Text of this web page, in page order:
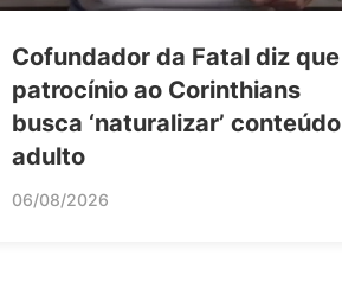
Cofundador da Fatal diz que
patrocínio ao Corinthians
busca ‘naturalizar’ conteúdo
adulto
06/08/2026